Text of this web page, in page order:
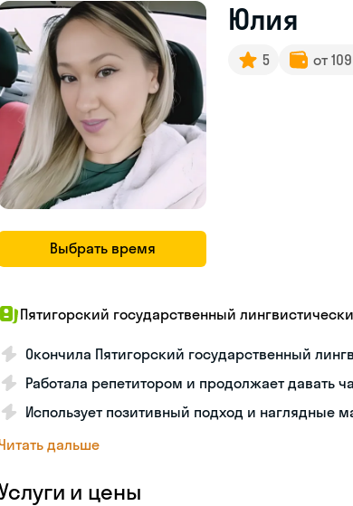
Выбрать время
Юлия
5 от
Пятигорский государственный
Окончила Пятигорский государственный
Работала репетитором и продолжает давать
Использует позитивный подход и наглядные
дальше
и цены